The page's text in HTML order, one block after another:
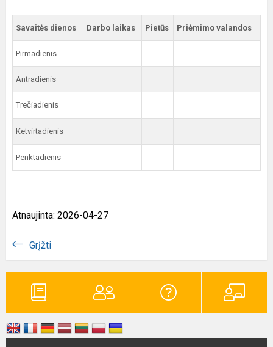
Savaitės dienos Darbo laikas Pietūs Priėmimo valandos
Pirmadienis
Antradienis
Trečiadienis
Ketvirtadienis
Penktadienis
Atnaujinta: 2026-04-27
Grįžti